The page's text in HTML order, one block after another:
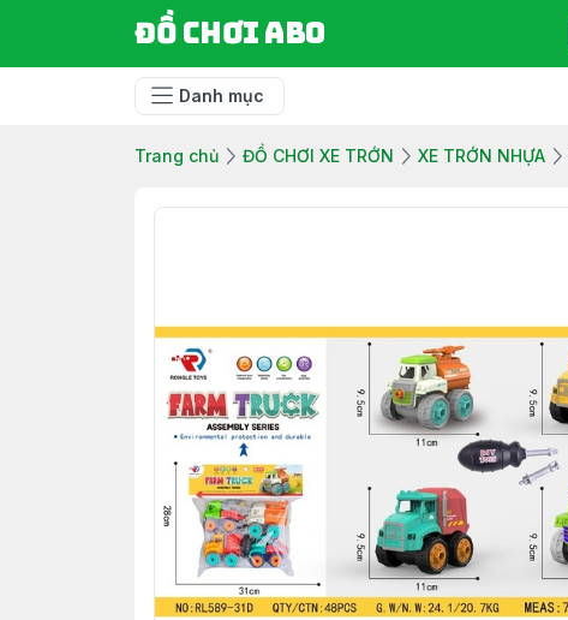
Đồ chơi ABO
Danh mục
Trang chủ ĐỒ CHƠI XE TRỚN XE TRỚN NHỰA